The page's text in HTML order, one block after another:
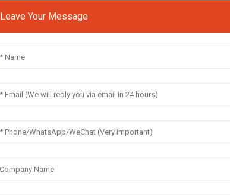
Leave Your Message